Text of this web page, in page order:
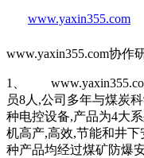
www.yaxin355.com
www.yaxin355.com协作
1、
员8人,公司多年与煤炭
种电控设备,产品为4大
机高产,高效,节能和井
种产品均经过煤矿防爆